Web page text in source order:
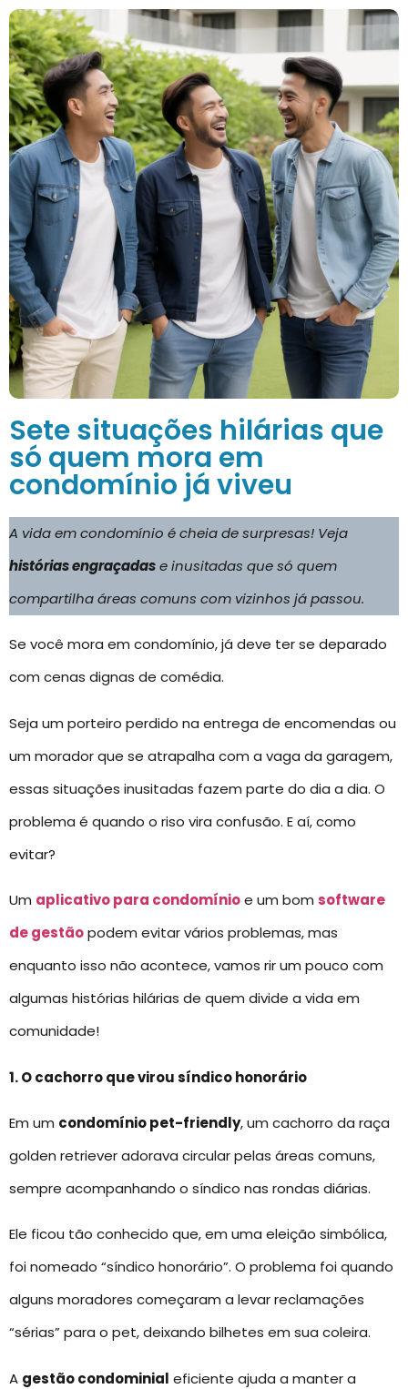
Sete situações hilárias que
só quem mora em
condomínio já viveu
A vida em condomínio é cheia de surpresas! Veja
histórias engraçadase inusitadas que só quem
compartilha áreas comuns com vizinhos já passou.
Se você mora em condomínio, já deve ter se deparado
com cenas dignas de comédia.
Seja um porteiro perdido na entrega de encomendas ou
um morador que se atrapalha com a vaga da garagem,
essas situações inusitadas fazem parte do dia a dia. O
problema é quando o riso vira confusão. E aí, como
evitar?
Um aplicativo para condomínioe um bom software
de gestãopodem evitar vários problemas, mas
enquanto isso não acontece, vamos rir um pouco com
algumas histórias hilárias de quem divide a vida em
comunidade!
1. O cachorro que virou síndico honorário
Em um condomínio pet-friendly, um cachorro da raça
golden retriever adorava circular pelas áreas comuns,
sempre acompanhando o síndico nas rondas diárias.
Ele ficou tão conhecido que, em uma eleição simbólica,
foi nomeado “síndico honorário”. O problema foi quando
alguns moradores começaram a levar reclamações
“sérias” para o pet, deixando bilhetes em sua coleira.
A gestão condominial eficiente ajuda a manter a